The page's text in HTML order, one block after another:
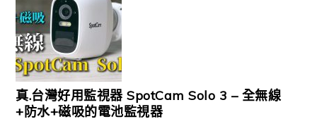
真.台灣好用監視器 SpotCam Solo 3 – 全無線
+防水+磁吸的電池監視器